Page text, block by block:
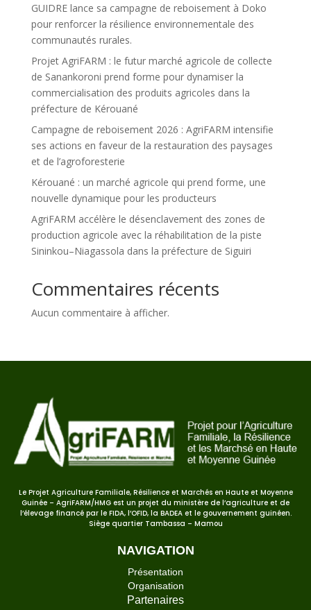
GUIDRE lance sa campagne de reboisement à Doko
pour renforcer la résilience environnementale des
communautés rurales.
Projet AgriFARM : le futur marché agricole de collecte
de Sanankoroni prend forme pour dynamiser la
commercialisation des produits agricoles dans la
préfecture de Kérouané
Campagne de reboisement 2026 : AgriFARM intensifie
ses actions en faveur de la restauration des paysages
et de l’agroforesterie
Kérouané : un marché agricole qui prend forme, une
nouvelle dynamique pour les producteurs
AgriFARM accélère le désenclavement des zones de
production agricole avec la réhabilitation de la piste
Sininkou–Niagassola dans la préfecture de Siguiri
Commentaires récents
Aucun commentaire à afficher.
Le Projet Agriculture Familiale, Résilience et Marchés en Haute et Moyenne
Guinée – AgriFARM/HMG est un projet du ministère de l’agriculture et de
l’élevage financé par le FIDA, l’OFID, la BADEA et le gouvernement guinéen.
Siège quartier Tambassa – Mamou
NAVIGATION
Présentation
Organisation
Partenaires